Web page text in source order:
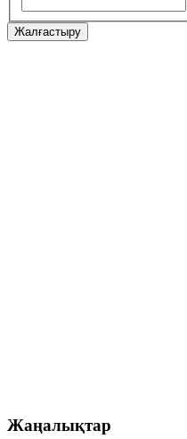
Жалғастыру
Жаңалықтар